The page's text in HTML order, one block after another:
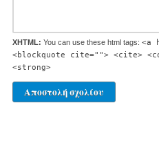
XHTML: You can use these html tags: <a
<blockquote cite=""> <cite>
<strong>